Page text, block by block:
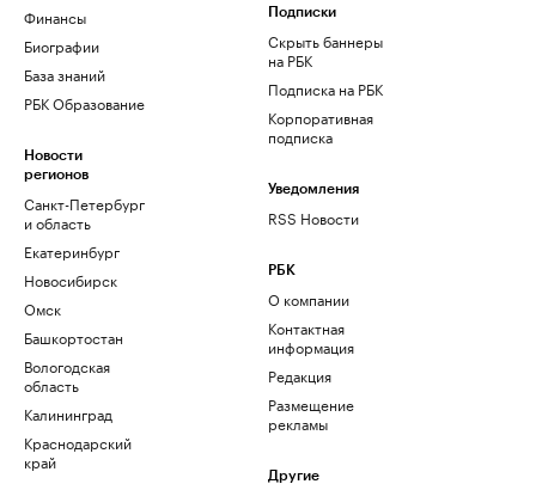
Финансы
Биографии
База знаний
РБК Образование
Новости
регионов
Санкт-Петербург
и область
Екатеринбург
Новосибирск
Омск
Башкортостан
Вологодская
область
Калининград
Краснодарский
край
Подписки
Скрыть баннеры
на РБК
Подписка на РБК
Корпоративная
подписка
Уведомления
RSS Новости
РБК
О компании
Контактная
информация
Редакция
Размещение
рекламы
Другие